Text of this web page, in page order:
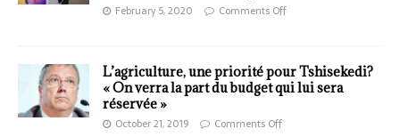
February 5, 2020 Comments Off
L’agriculture, une priorité pour Tshisekedi?
« On verra la part du budget qui lui sera
réservée »
October 21, 2019 Comments Off